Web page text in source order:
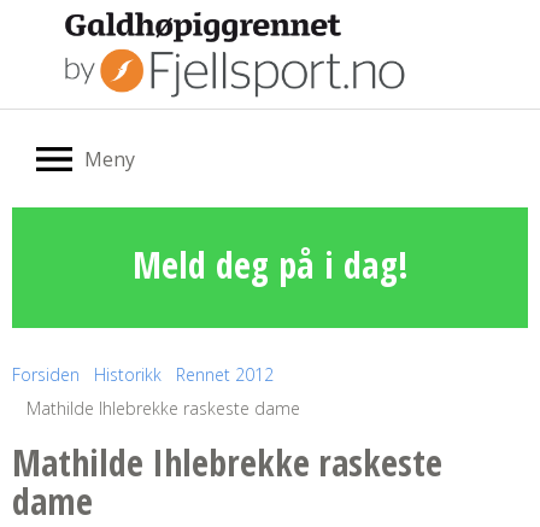
Meny
Meld deg på i dag!
Forsiden Historikk
Rennet 2012
Mathilde Ihlebrekke raskeste dame
Mathilde Ihlebrekke raskeste
dame